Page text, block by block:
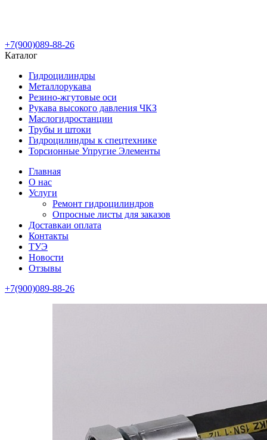
+7(900)089-88-26
Каталог
Гидроцилиндры
Металлорукава
Резино-жгутовые оси
Рукава высокого давления ЧКЗ
Маслогидростанции
Трубы и штоки
Гидроцилиндры к спецтехнике
Торсионные Упругие Элементы
Главная
О нас
Услуги
Ремонт гидроцилиндров
Опросные листы для заказов
Доставкаи оплата
Контакты
ТУЭ
Новости
Отзывы
+7(900)089-88-26